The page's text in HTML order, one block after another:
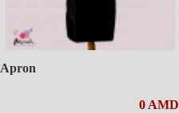
Apron
0 AMD